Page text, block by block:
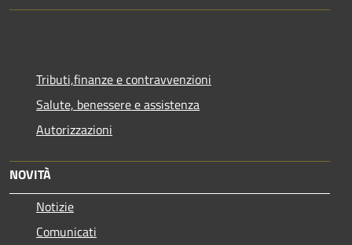
Tributi,finanze e contravvenzioni
Salute, benessere e assistenza
Autorizzazioni
NOVITÀ
Notizie
Comunicati